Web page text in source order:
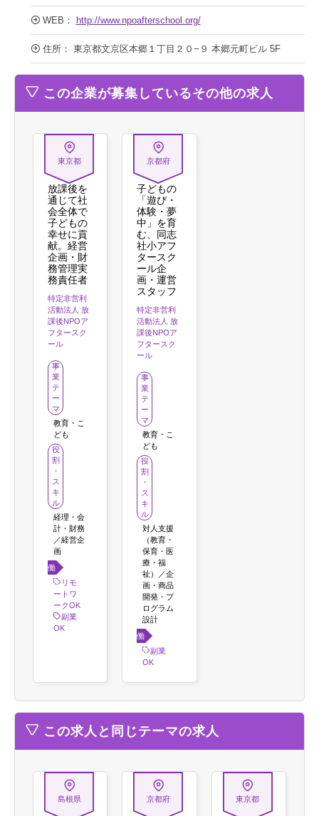
WEB： http://www.npoafterschool.org/
住所： 東京都文京区本郷１丁目２０−９ 本郷元町ビル 5F
この企業が募集しているその他の求人
東京都
放課後を
通じて社
会全体で
子どもの
幸せに貢
献。経営
企画・財
務管理実
務責任者
特定非営利
活動法人 放
課後NPOア
フタースク
ール
事
業
テ
ー
マ
教育・こ
ども
役
割
・
ス
キ
ル
経理・会
計・財務
／経営企
画
働き
方 リモ
ートワ
ークOK
副業
OK
京都府
子どもの
「遊び・
体験・夢
中」を育
む、同志
社小アフ
タースク
ール企
画・運営
スタッフ
特定非営利
活動法人 放
課後NPOア
フタースク
ール
事
業
テ
ー
マ
教育・こ
ども
役
割
・
ス
キ
ル
対人支援
（教育・
保育・医
療・福
祉）／企
画・商品
開発・プ
ログラム
設計
働き
方副業
OK
この求人と同じテーマの求人
島根県 京都府 東京都